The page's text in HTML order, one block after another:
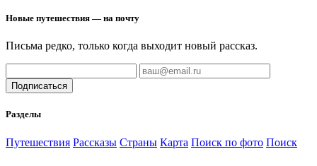
Новые путешествия — на почту
Письма редко, только когда выходит новый рассказ.
Подписаться
Разделы
Путешествия Рассказы Страны Карта Поиск по фото Поиск